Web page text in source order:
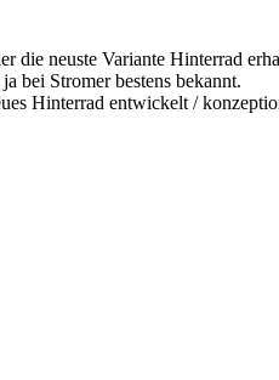
die neuste Variante Hinterrad
bei Stromer bestens bekannt.
Hinterrad entwickelt /